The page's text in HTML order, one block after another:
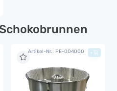
Artikel-Nr.: PE-004000 +